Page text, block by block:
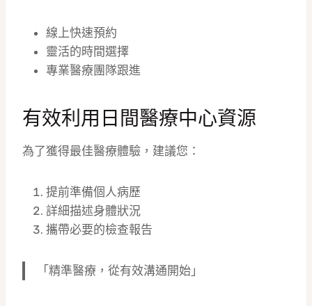
線上快速預約
靈活的時間選擇
專業醫療團隊跟進
有效利用日間醫療中心資源
為了獲得最佳醫療體驗，建議您：
提前準備個人病歷
詳細描述身體狀況
攜帶必要的檢查報告
「精準醫療，從有效溝通開始」